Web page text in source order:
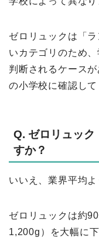
ゼロリュックは「
いカテゴリのため
判断されるケース
の小学校に確認して
Q. ゼロリュック
すか？
いいえ、業界平均よ
ゼロリュックは約
1,200g）を大幅に